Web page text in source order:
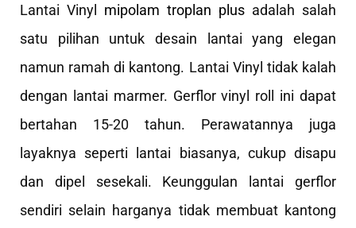
Lantai Vinyl mipolam troplan plus adalah salah
satu pilihan untuk desain lantai yang elegan
namun ramah di kantong. Lantai Vinyl tidak kalah
dengan lantai marmer. Gerflor vinyl roll ini dapat
bertahan 15-20 tahun. Perawatannya juga
layaknya seperti lantai biasanya, cukup disapu
dan dipel sesekali. Keunggulan lantai gerflor
sendiri selain harganya tidak membuat kantong